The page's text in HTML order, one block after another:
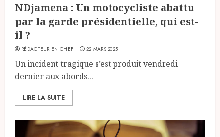
NDjamena : Un motocycliste abattu
par la garde présidentielle, qui est-
il ?
RÉDACTEUR EN CHEF 22 MARS 2025
Un incident tragique s’est produit vendredi
dernier aux abords...
LIRE LA SUITE